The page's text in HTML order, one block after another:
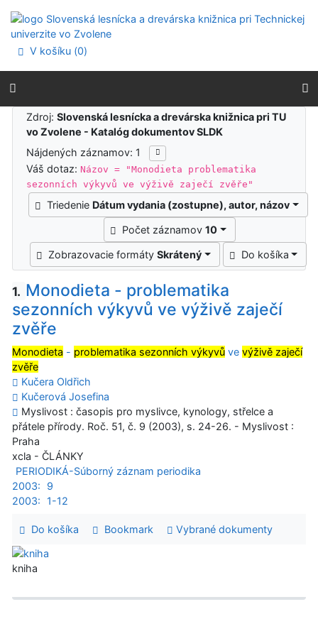
Prejsť na menu
Prehlásenie o webovej prístupnosti
V košíku (0)
Výsledky vyhľadávania
Zdroj:Slovenská lesnícka a drevárska knižnica pri TU
vo Zvolene - Katalóg dokumentov SLDK
Nájdených záznamov: 1
Váš dotaz:Názov = "Monodieta problematika
sezonních výkyvů ve výživě zaječí zvěře"
Triedenie Dátum vydania (zostupne), autor, názov
Počet záznamov10
Zobrazovacie formátySkrátený Do košíka
1. Monodieta - problematika
sezonních výkyvů ve výživě zaječí
zvěře
Monodieta - problematika sezonních výkyvů ve výživě zaječí
zvěře
Kučera Oldřich
Kučerová Josefina
Myslivost : časopis pro myslivce, kynology, střelce a
přátele přírody. Roč. 51, č. 9 (2003), s. 24-26. - Myslivost :
Praha
xcla - ČLÁNKY
PERIODIKÁ-Súborný záznam periodika
2003:
9
2003:
1-12
Do košíka Bookmark Vybrané dokumenty
kniha